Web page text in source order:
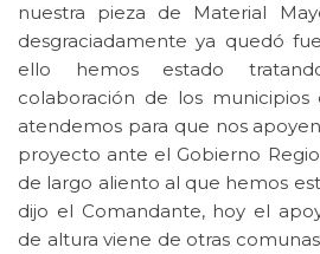
nuestra pieza de Material
desgraciadamente ya quedó
ello hemos estado
colaboración de los
atendemos para que nos
proyecto ante el Gobierno
de largo aliento al que hemos
dijo el Comandante, hoy el
de altura viene de otras